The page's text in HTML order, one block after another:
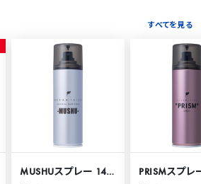
すべてを見る
MUSHUスプレー 140g
PRISMスプレ